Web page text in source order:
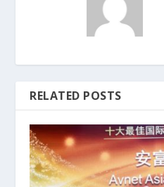
RELATED POSTS